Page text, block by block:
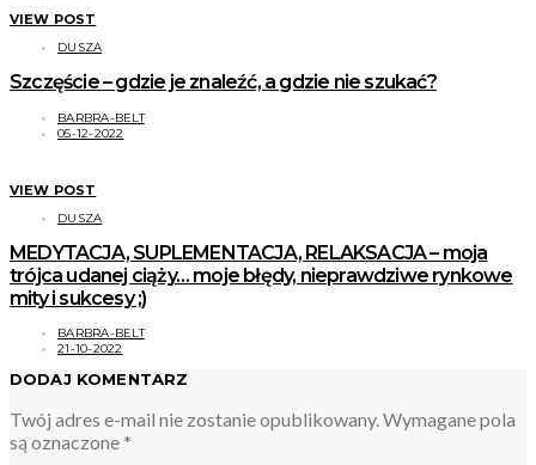
VIEW POST
DUSZA
Szczęście – gdzie je znaleźć, a gdzie nie szukać?
BARBRA-BELT
05-12-2022
VIEW POST
DUSZA
MEDYTACJA, SUPLEMENTACJA, RELAKSACJA – moja
trójca udanej ciąży… moje błędy, nieprawdziwe rynkowe
mity i sukcesy ;)
BARBRA-BELT
21-10-2022
DODAJ KOMENTARZ
Twój adres e-mail nie zostanie opublikowany.Wymagane pola
są oznaczone *